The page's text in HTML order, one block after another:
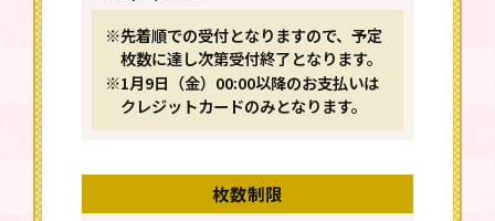
※先着順での受付となりますので、予定
枚数に達し次第受付終了となります。
※1月9日（金）00:00以降のお支払いは
クレジットカードのみとなります。
枚数制限